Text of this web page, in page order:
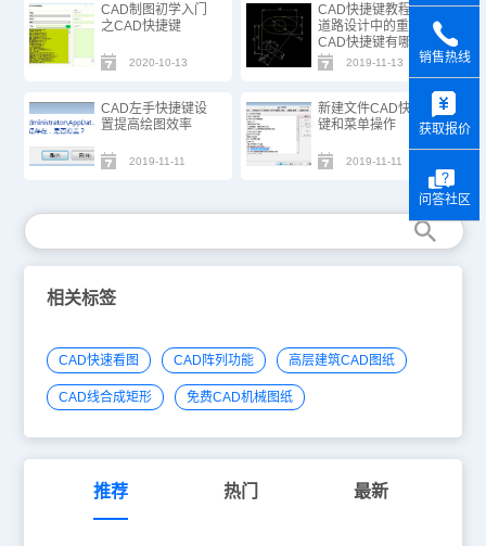
CAD制图初学入门
之CAD快捷键
2020-10-13
CAD快捷键教程之
道路设计中的重要
CAD快捷键有哪些
2019-11-13
CAD左手快捷键设
置提高绘图效率
2019-11-11
新建文件CAD快捷
键和菜单操作
2019-11-11
相关标签
CAD快速看图 CAD阵列功能 高层建筑CAD图纸
CAD线合成矩形 免费CAD机械图纸
推荐 热门 最新
销售热线
获取报价
问答社区